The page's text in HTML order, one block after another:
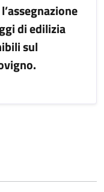
di edilizia
sul